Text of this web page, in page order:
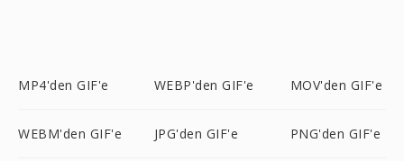
MP4'den GIF'e WEBP'den GIF'e MOV'den GIF'e
WEBM'den GIF'e JPG'den GIF'e PNG'den GIF'e